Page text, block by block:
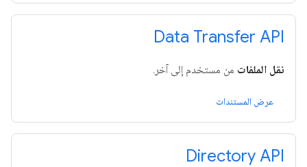
Data Transfer API
نقل الملفات من مستخدم إلى آخر.
عرض المستندات
Directory API